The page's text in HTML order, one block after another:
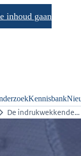
inhoud gaan
Kennisbank
De indrukwekkende…